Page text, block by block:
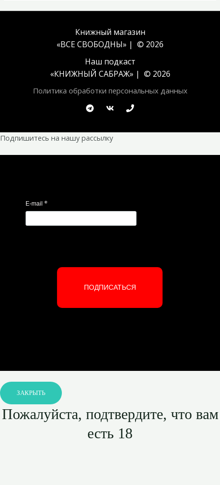
Книжный магазин
«ВСЕ СВОБОДНЫ» | © 2026
Наш подкаст
«КНИЖНЫЙ САБРАЖ» | © 2026
Политика обработки персональных данных
Подпишитесь на нашу рассылку
E-mail *
ПОДПИСАТЬСЯ
ЗАКРЫТЬ
Пожалуйста, подтвердите, что вам
есть 18